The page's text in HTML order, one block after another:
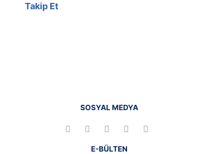
Takip Et
SOSYAL MEDYA
E-BÜLTEN